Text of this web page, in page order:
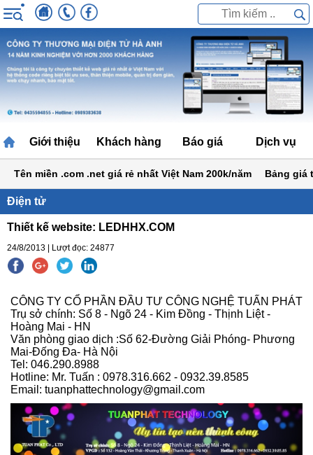
Giới thiệu Khách hàng Báo giá Dịch vụ
Tên miền .com .net giá rẻ nhất Việt Nam 200k/năm Bảng giá
Điện tử
Thiết kế website: LEDHHX.COM
24/8/2013 | Lượt đọc: 24877
CÔNG TY CỔ PHẦN ĐẦU TƯ CÔNG NGHỆ TUẤN PHÁT
Trụ sở chính: Số 8 - Ngõ 24 - Kim Đồng - Thịnh Liệt -
Hoàng Mai - HN
Văn phòng giao dịch :Số 62-Đường Giải Phóng- Phương
Mai-Đống Đa- Hà Nội
Tel: 046.290.8988
Hotline: Mr. Tuấn : 0978.316.662 - 0932.39.8585
Email: tuanphattechnology@gmail.com